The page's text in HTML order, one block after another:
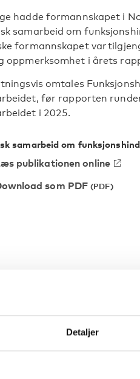
Detaljer
hadde formannskapet i
samarbeid om
formannskapet var
oppmerksomhet i årets
omtales
før rapporten
i 2025.
samarbeid om
publikationen online
som PDF